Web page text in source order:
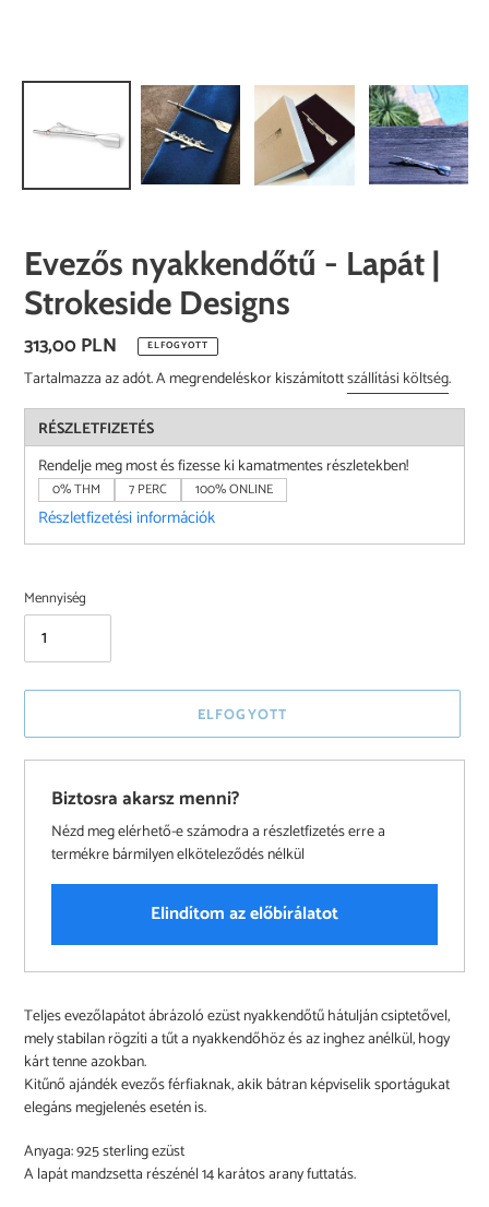
Evezős nyakkendőtű - Lapát |
Strokeside Designs
Normál
ár
313,00 PLN ELFOGYOTT
Tartalmazza az adót. A megrendeléskor kiszámítottszállítási költség.
RÉSZLETFIZETÉS
Rendelje meg most és fizesse ki kamatmentes részletekben!
0% THM 7 PERC 100% ONLINE
Részletfizetési információk
Mennyiség
ELFOGYOTT
Biztosra akarsz menni?
Nézd meg elérhető-e számodra a részletfizetés erre a
termékre bármilyen elköteleződés nélkül
Elindítom az előbírálatot
termék
felvéve
a
kosárba
Teljes evezőlapátot ábrázoló ezüst nyakkendőtű hátulján csiptetővel,
mely stabilan rögzíti a tűt a nyakkendőhöz és az inghez anélkül, hogy
kárt tenne azokban.
Kitűnő ajándék evezős férfiaknak, akik bátran képviselik sportágukat
elegáns megjelenés esetén is.
Anyaga:925 sterling ezüst
A lapát mandzsetta részénél 14 karátos arany futtatás.